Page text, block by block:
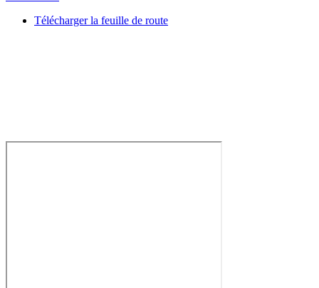
Télécharger la feuille de route